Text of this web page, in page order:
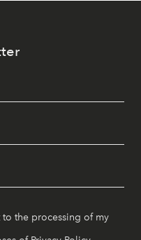
the processing of my